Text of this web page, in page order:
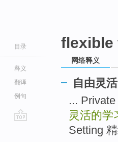
目录
释义
翻译
例句
flexible
网络释义
自由灵
...
灵活的学
Setting